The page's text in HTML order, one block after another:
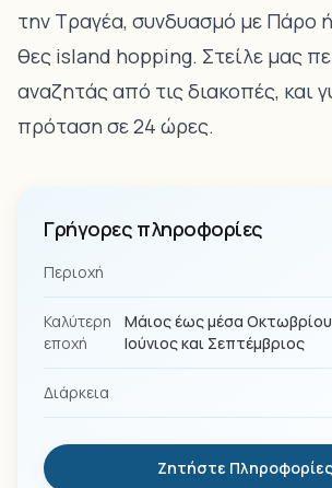
την Τραγέα, συνδυασμό με Πάρο
θες island hopping. Στείλε μας
αναζητάς από τις διακοπές, και
πρόταση σε 24 ώρες.
Γρήγορες πληροφορίες
Περιοχή
Καλύτερη
εποχή
Μάιος έως μέσα
Ιούνιος και Σεπτέμβριος
Διάρκεια
Ζητήστε Πληροφορίες